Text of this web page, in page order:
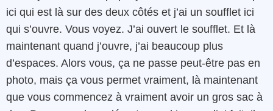
ici qui est là sur des deux côtés et j’ai un soufflet ici
qui s’ouvre. Vous voyez. J’ai ouvert le soufflet. Et là
maintenant quand j’ouvre, j’ai beaucoup plus
d’espaces. Alors vous, ça ne passe peut-être pas en
photo, mais ça vous permet vraiment, là maintenant
que vous commencez à vraiment avoir un gros sac à